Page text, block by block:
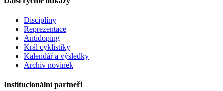
Disciplíny
Reprezentace
Antidoping
Král cyklistiky
Kalendář a výsledky
Archiv novinek
Institucionální partneři